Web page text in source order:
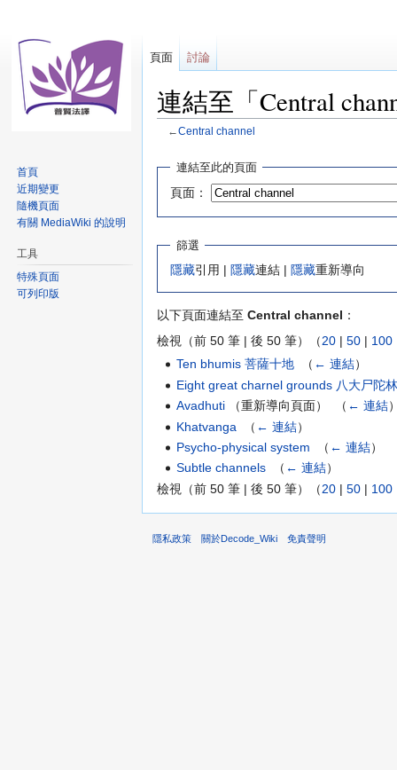
連結至「Central
←Central channel
覽
尋
連結至此的頁面
頁面：
篩選
隱藏引用 | 隱藏連結 | 隱藏重新導向
以下頁面連結至 Central channel ：
檢視（前 50 筆 | 後 50 筆）（20 | 50 | 100
Ten bhumis 菩薩十地
（ ← 連結）
Eight great charnel grounds 八大尸陀
Avadhuti （重新導向頁面） ‎ （ ← 連結
Khatvanga
（ ← 連結）
Psycho-physical system
（ ← 連結）
Subtle channels
（ ← 連結）
檢視（前 50 筆 | 後 50 筆）（20 | 50 | 100
頁面 討論
首頁
近期變更
隨機頁面
有關 MediaWiki 的說明
工具
特殊頁面
可列印版
隱私政策 關於Decode_Wiki 免責聲明